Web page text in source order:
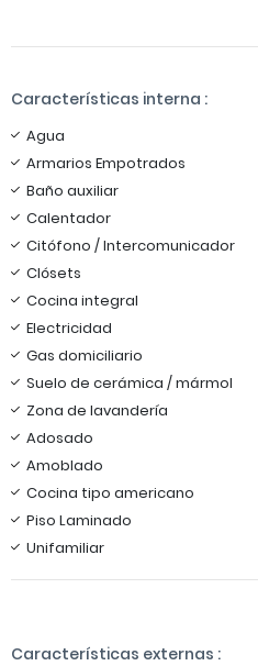
Características interna :
Agua
Armarios Empotrados
Baño auxiliar
Calentador
Citófono / Intercomunicador
Clósets
Cocina integral
Electricidad
Gas domiciliario
Suelo de cerámica / mármol
Zona de lavandería
Adosado
Amoblado
Cocina tipo americano
Piso Laminado
Unifamiliar
Características externas :